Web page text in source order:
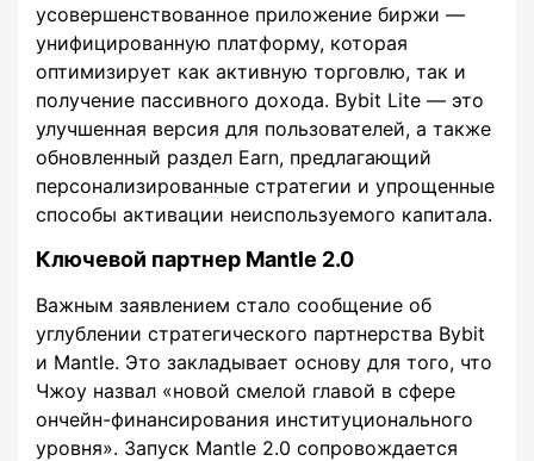
усовершенствованное приложение биржи —
унифицированную платформу, которая
оптимизирует как активную торговлю, так и
получение пассивного дохода. Bybit Lite — это
улучшенная версия для пользователей, а также
обновленный раздел Earn, предлагающий
персонализированные стратегии и упрощенные
способы активации неиспользуемого капитала.
Ключевой партнер Mantle 2.0
Важным заявлением стало сообщение об
углублении стратегического партнерства Bybit
и Mantle. Это закладывает основу для того, что
Чжоу назвал «новой смелой главой в сфере
ончейн-финансирования институционального
уровня». Запуск Mantle 2.0 сопровождается